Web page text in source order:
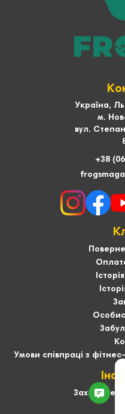
Україна,
м.
вул.
+38
Умови співпраці з
Захист